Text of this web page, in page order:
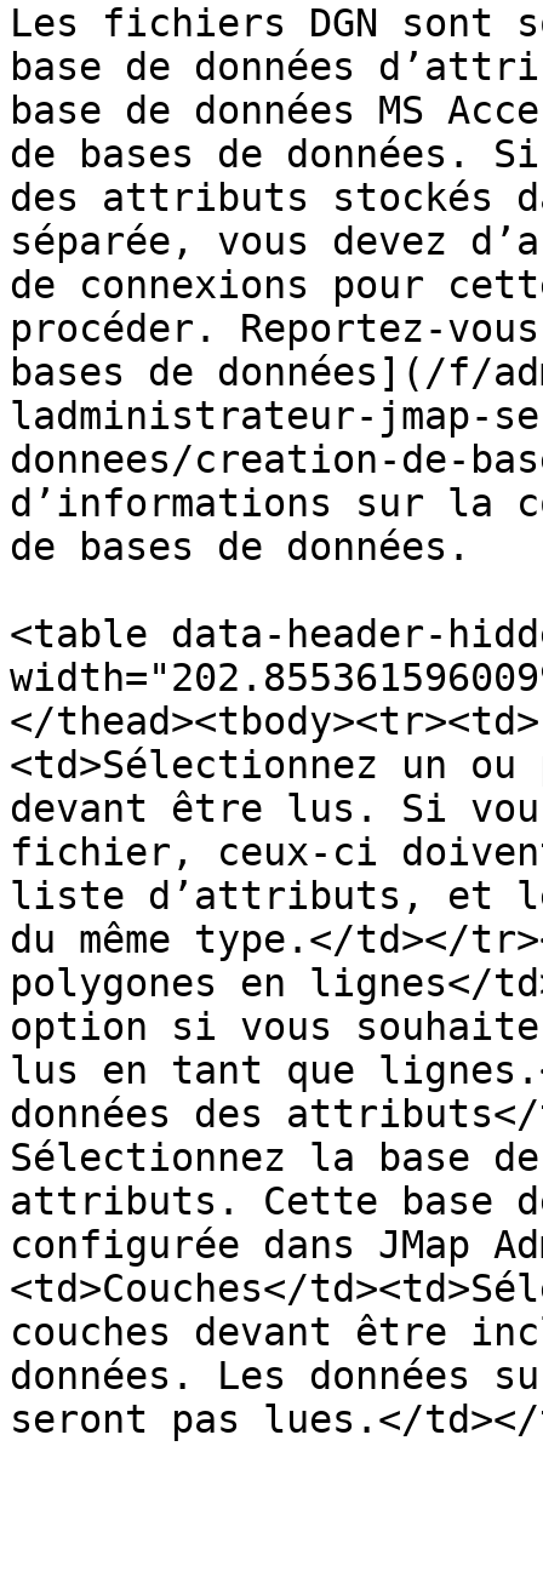
Les fichiers DGN sont
base de données
base de données MS
de bases de données.
des attributs stockés
séparée, vous devez
de connexions pour
procéder.
bases de données](/f/
ladministrateur-jmap-
donnees/creation-de-
d’informations sur la
de bases de données.
<table data-header-
</
<td>Sélectionnez un
devant être lus. Si
fichier, ceux-ci doivent
liste d’attributs, et
du même type.</td></
polygones en lignes</
option si vous
lus en tant que
données des
Sélectionnez la base
attributs. Cette base
configurée dans JMap
<td>Couches</
couches devant être
données. Les données